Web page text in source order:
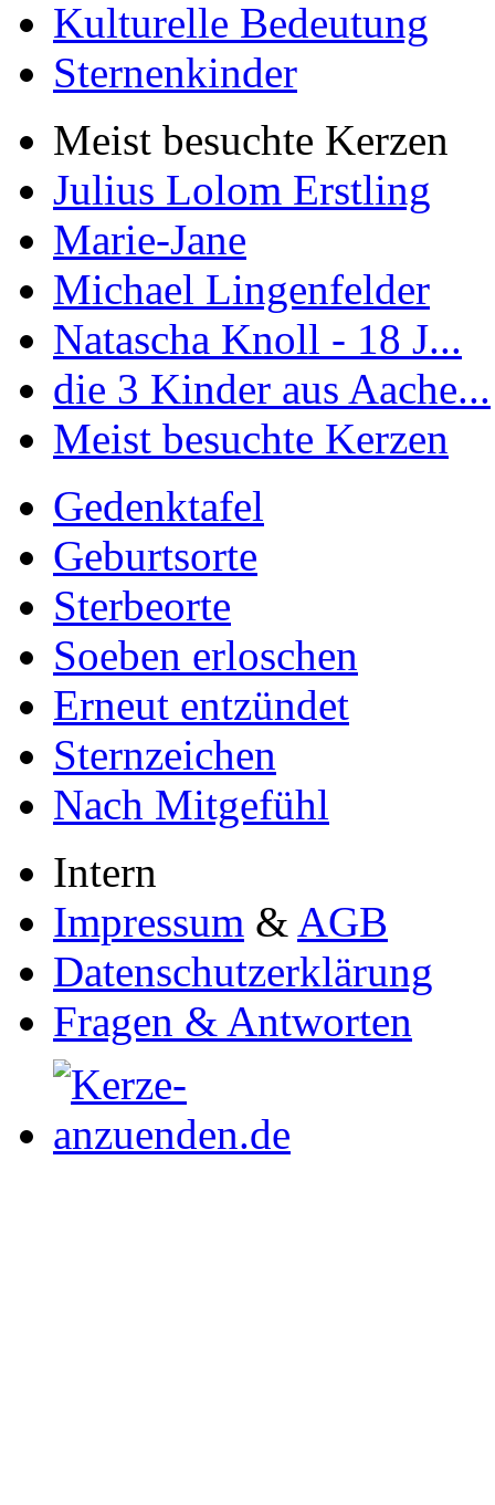
Kulturelle Bedeutung
Sternenkinder
Meist besuchte Kerzen
Julius Lolom Erstling
Marie-Jane
Michael Lingenfelder
Natascha Knoll - 18 J...
die 3 Kinder aus Aache...
Meist besuchte Kerzen
Gedenktafel
Geburtsorte
Sterbeorte
Soeben erloschen
Erneut entzündet
Sternzeichen
Nach Mitgefühl
Intern
Impressum & AGB
Datenschutzerklärung
Fragen & Antworten